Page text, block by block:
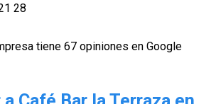
28
tiene 67 opiniones en Google